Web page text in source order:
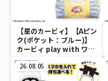
【星のカービィ】【Aピン
ク(ポケット：ブルー)】
カービィ play with ワド
ルディ ボストンバッグ
26.08.05